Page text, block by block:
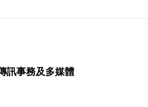
12:55
訊事務及多媒體